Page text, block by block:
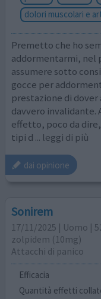
dolori muscolari e
Premetto che ho
addormentarmi, nel
assumere sotto
gocce per
prestazione di
davvero invalidante.
effetto, poco da
tipi d ... leggi di più
dai opinione
Sonirem
17/11/2025 | Uomo |
zolpidem (10mg)
Attacchi di panico
Efficacia
Quantità effetti